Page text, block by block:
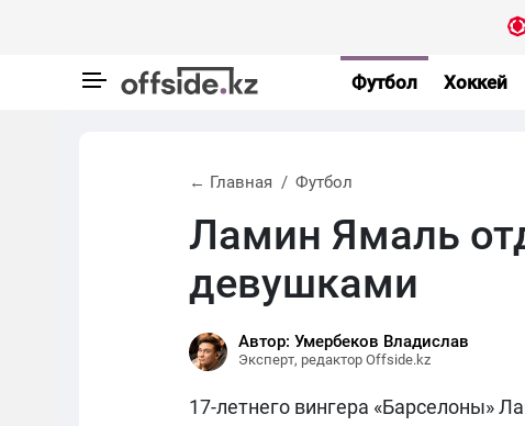
Футбол Хоккей
← Главная Футбол
Ламин Ямаль
девушками
Автор: Умербеков Владислав
Эксперт, редактор Offside.kz
17-летнего вингера «Барселоны»